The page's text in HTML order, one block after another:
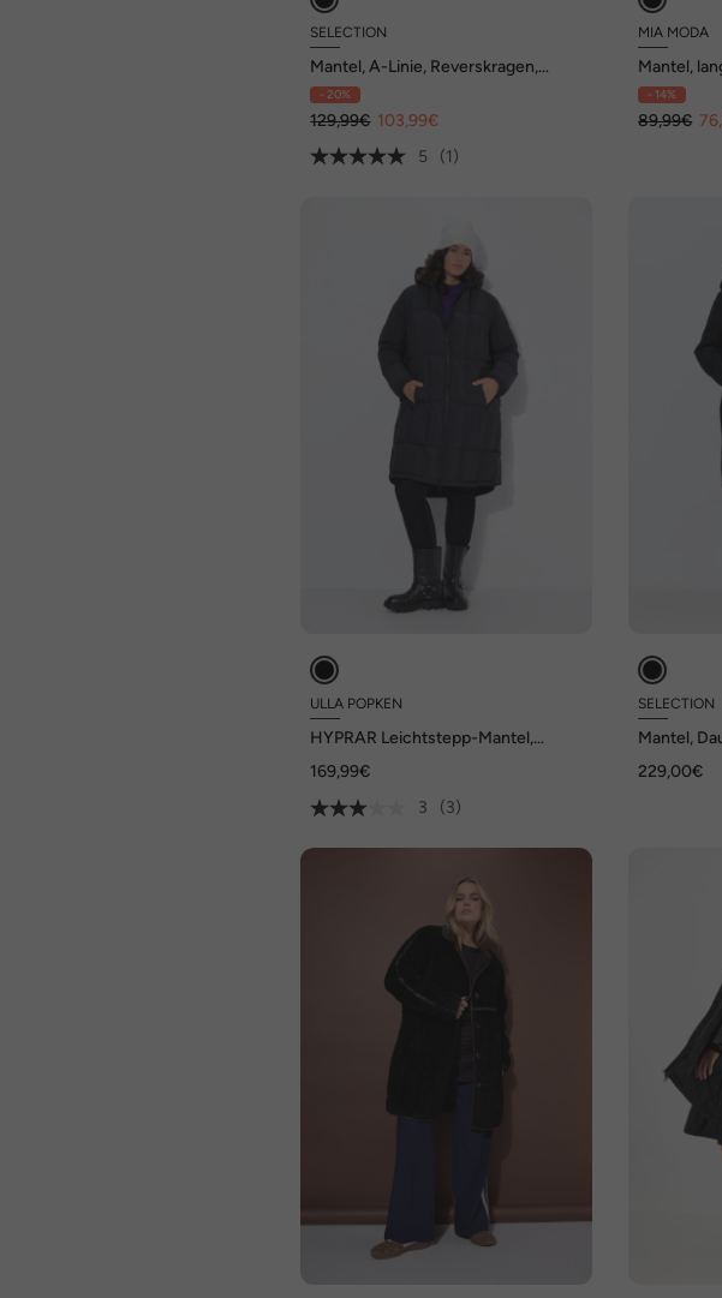
SELECTION
Mantel, A-Linie, Reverskragen,
Organza
- 20%
129,99€ 103,99€
5
(1)
MIA MODA
Mantel,
- 14%
89,99€
ULLA POPKEN
HYPRAR Leichtstepp-Mantel,
169,99€
3
(3)
SELECTION
Mantel,
229,00€